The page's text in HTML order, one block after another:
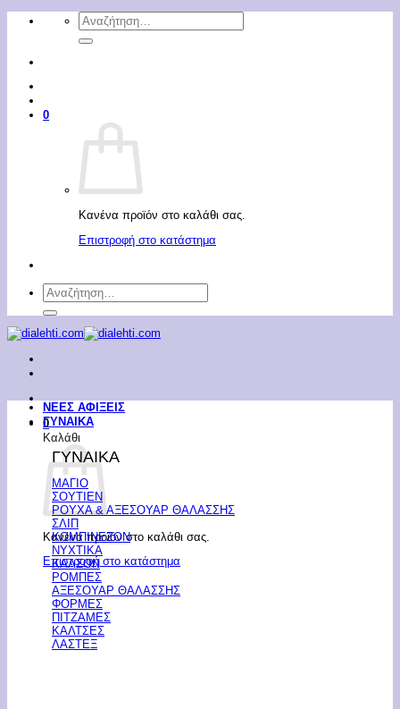
Μετάβαση
Αναζήτηση
για:
0
Κανένα προϊόν στο καλάθι σας.
Επιστροφή στο κατάστημα
Αναζήτηση
για:
0
Καλάθι
Κανένα προϊόν στο καλάθι σας.
Επιστροφή στο κατάστημα
ΝΕΕΣ ΑΦΙΞΕΙΣ
ΓΥΝΑΙΚΑ
ΓΥΝΑΙΚΑ
ΜΑΓΙΟ
ΣΟΥΤΙΕΝ
ΡΟΥΧΑ & ΑΞΕΣΟΥΑΡ ΘΑΛΑΣΣΗΣ
ΣΛΙΠ
ΚΟΜΠΙΝΕΖΟΝ
ΝΥΧΤΙΚΑ
ΚΑΛΣΟΝ
ΡΟΜΠΕΣ
ΑΞΕΣΟΥΑΡ ΘΑΛΑΣΣΗΣ
ΦΟΡΜΕΣ
ΠΙΤΖΑΜΕΣ
ΚΑΛΤΣΕΣ
ΛΑΣΤΕΞ